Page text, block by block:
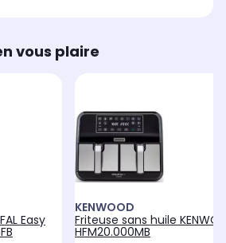
vous plaire
Easy
KENWOOD
Friteuse sans huile
HFM20.000MB